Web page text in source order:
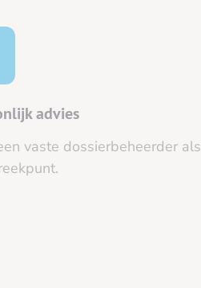
advies
vaste dossierbeheerder als